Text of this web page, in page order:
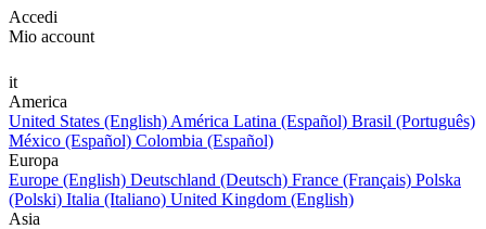
Accedi
Mio account
it
America
United States (English) América Latina (Español) Brasil (Português)
México (Español) Colombia (Español)
Europa
Europe (English) Deutschland (Deutsch) France (Français) Polska
(Polski) Italia (Italiano) United Kingdom (English)
Asia